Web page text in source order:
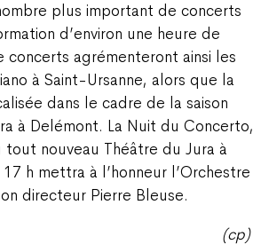
plus important de concerts
d’environ une heure de
concerts agrémenteront ainsi les
à Saint-Ursanne, alors que la
dans le cadre de la saison
à Delémont. La Nuit du Concerto,
nouveau Théâtre du Jura à
h mettra à l’honneur l’Orchestre
directeur Pierre Bleuse.
(cp)